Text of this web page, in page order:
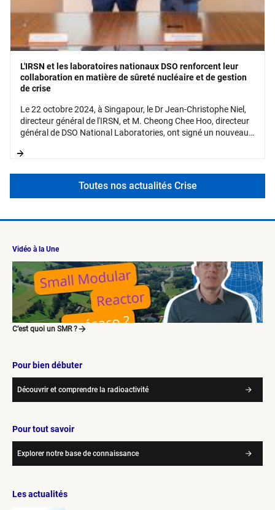
L'IRSN et les laboratoires nationaux DSO renforcent leur
collaboration en matière de sûreté nucléaire et de gestion
de crise
Le 22 octobre 2024, à Singapour, le Dr Jean-Christophe Niel,
directeur général de l'IRSN, et M. Cheong Chee Hoo, directeur
général de DSO National Laboratories, ont signé un nouveau
Toutes nos actualités Crise
Vidéo à la Une
C’est quoi un SMR ?
Pour bien débuter
Découvrir et comprendre la radioactivité
Pour tout savoir
Explorer notre base de connaissance
Les actualités